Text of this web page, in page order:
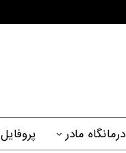
درمانگاه مادر